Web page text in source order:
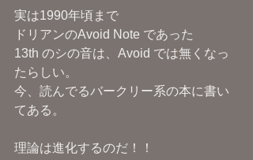
実は1990年頃まで
ドリアンのAvoid Note であった
13th のシの音は、Avoid では無くなっ
たらしい。
今、読んでるバークリー系の本に書い
てある。
理論は進化するのだ！！